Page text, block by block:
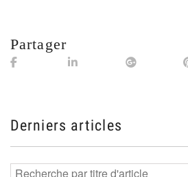
Partager
Derniers articles